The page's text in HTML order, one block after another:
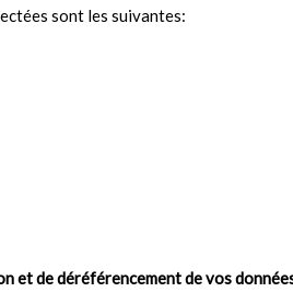
sont les suivantes:
et de déréférencement de vos